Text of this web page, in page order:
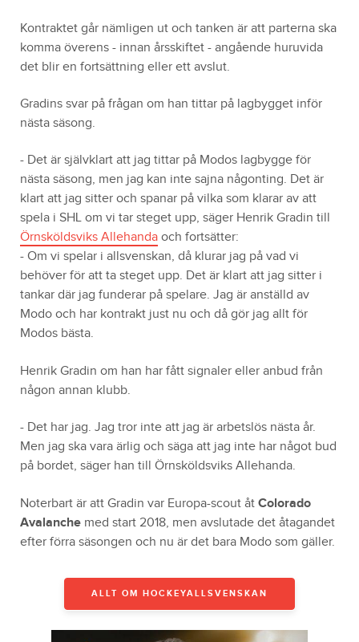
Kontraktet går nämligen ut och tanken är att parterna ska
komma överens - innan årsskiftet - angående huruvida
det blir en fortsättning eller ett avslut.
Gradins svar på frågan om han tittar på lagbygget inför
nästa säsong.
- Det är självklart att jag tittar på Modos lagbygge för
nästa säsong, men jag kan inte sajna någonting. Det är
klart att jag sitter och spanar på vilka som klarar av att
spela i SHL om vi tar steget upp, säger Henrik Gradin till
Örnsköldsviks Allehanda och fortsätter:
- Om vi spelar i allsvenskan, då klurar jag på vad vi
behöver för att ta steget upp. Det är klart att jag sitter i
tankar där jag funderar på spelare. Jag är anställd av
Modo och har kontrakt just nu och då gör jag allt för
Modos bästa.
Henrik Gradin om han har fått signaler eller anbud från
någon annan klubb.
- Det har jag. Jag tror inte att jag är arbetslös nästa år.
Men jag ska vara ärlig och säga att jag inte har något bud
på bordet, säger han till Örnsköldsviks Allehanda.
Noterbart är att Gradin var Europa-scout åt Colorado
Avalanche med start 2018, men avslutade det åtagandet
efter förra säsongen och nu är det bara Modo som gäller.
ALLT OM HOCKEYALLSVENSKAN